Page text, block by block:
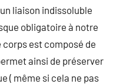
liaison indissoluble
obligatoire à notre
est composé de
ainsi de préserver
( même si cela ne pas